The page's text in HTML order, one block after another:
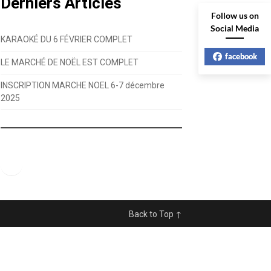
KARAOKÉ DU 6 FÉVRIER COMPLET
LE MARCHÉ DE NOËL EST COMPLET
INSCRIPTION MARCHE NOEL 6-7 décembre
2025
Back to Top ↑
Follow us on
Social Media
facebook